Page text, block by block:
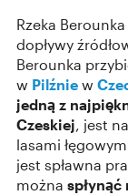
Rzeka
dopływy
Berounka
w Pilźnie w
jedną z
Czeskiej, jest
lasami
jest spławna
można